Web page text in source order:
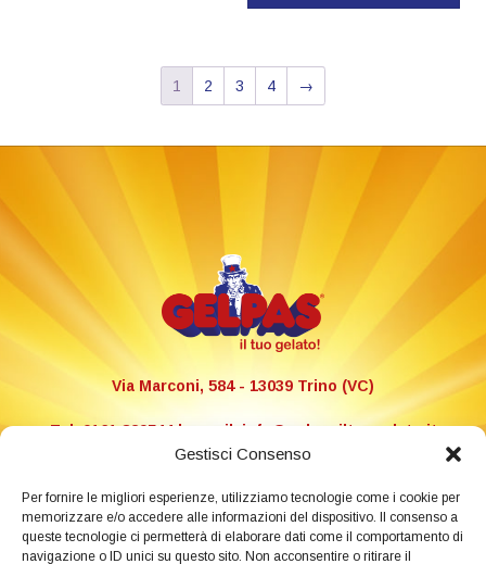
Gestisci Consenso
Per fornire le migliori esperienze, utilizziamo tecnologie come i cookie per
memorizzare e/o accedere alle informazioni del dispositivo. Il consenso a
queste tecnologie ci permetterà di elaborare dati come il comportamento di
navigazione o ID unici su questo sito. Non acconsentire o ritirare il
1 2 3 4 →
Via Marconi, 584 - 13039 Trino (VC)
Tel. 0161 829544 | e-mail: info@gelpasiltuogelato.it
P.I.: 02288500024
Libretto allergeni e ingredienti
HACCP